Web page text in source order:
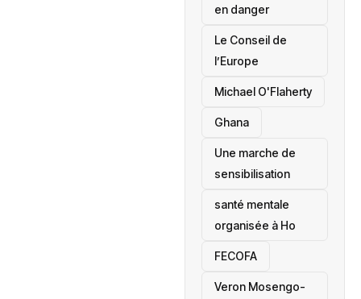
en danger
‎Le Conseil de
l’Europe
Michael O'Flaherty
‎Ghana
Une marche de
sensibilisation
santé mentale
organisée à Ho
‎FECOFA
Veron Mosengo-